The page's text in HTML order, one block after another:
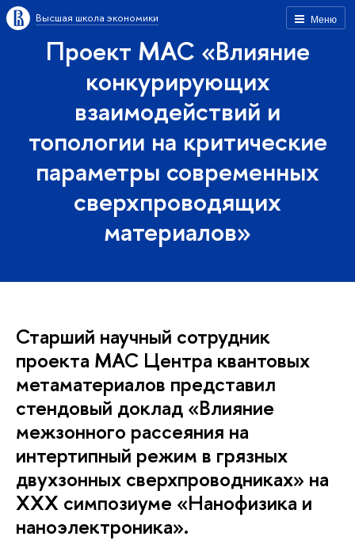
Меню
Высшая школа экономики
Проект МАС «Влияние
конкурирующих
взаимодействий и
топологии на критические
параметры современных
сверхпроводящих
материалов»
Старший научный сотрудник
проекта МАС Центра квантовых
метаматериалов представил
стендовый доклад «Влияние
межзонного рассеяния на
интертипный режим в грязных
двухзонных сверхпроводниках» на
XXX симпозиуме «Нанофизика и
наноэлектроника».